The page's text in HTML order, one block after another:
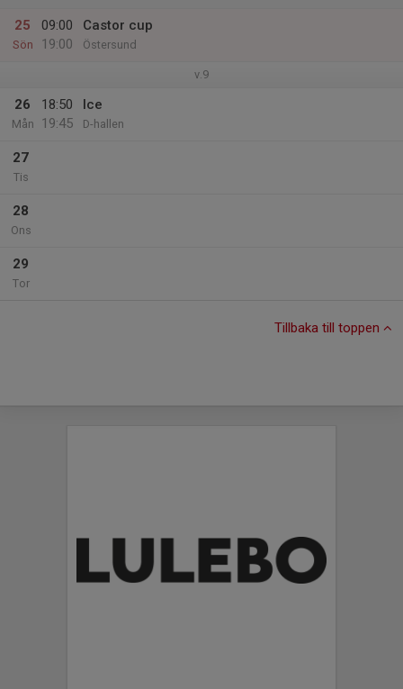
25
Sön
09:00
19:00
Castor cup
Östersund
v.9
26
Mån
18:50
19:45
Ice
D-hallen
27
Tis
28
Ons
29
Tor
Tillbaka till toppen